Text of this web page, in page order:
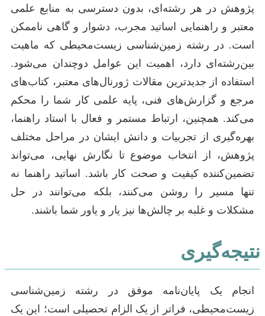
پژوهش در هر رشته‌ای، بدون دسترسی به منابع علمی
معتبر و راهنمایی اساتید مجرب، دشوار و گاهی ناممکن
است. در رشته زمین‌شناسی زیست‌محیطی که ماهیت
بین‌رشته‌ای دارد، اهمیت این عوامل دوچندان می‌شود.
استفاده از جدیدترین مقالات ژورنال‌های معتبر، کتاب‌های
مرجع و گزارش‌های فنی، پایه علمی کار شما را محکم
می‌کند. همچنین، ارتباط مستمر و فعال با استاد راهنما،
بهره‌گیری از تجربیات و دانش ایشان در مراحل مختلف
پژوهش، از انتخاب موضوع تا نگارش نهایی، می‌تواند
تضمین‌کننده کیفیت و صحت کار باشد. اساتید راهنما نه
تنها مسیر را روشن می‌کنند، بلکه می‌توانند در حل
مشکلات و غلبه بر چالش‌ها نیز یار و یاور شما باشند.
نتیجه‌گیری
انجام یک پایان‌نامه موفق در رشته زمین‌شناسی
زیست‌محیطی، فراتر از یک الزام تحصیلی است؛ این یک